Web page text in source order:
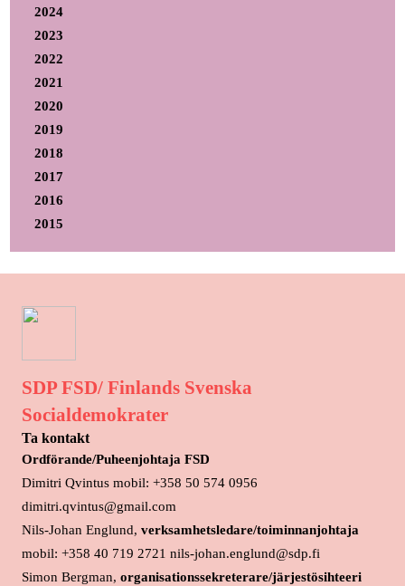
2024
2023
2022
2021
2020
2019
2018
2017
2016
2015
SDP FSD/ Finlands Svenska
Socialdemokrater
Ta kontakt
Ordförande/Puheenjohtaja FSD
Dimitri Qvintus mobil: +358 50 574 0956
dimitri.qvintus@gmail.com
Nils-Johan Englund, verksamhetsledare/toiminnanjohtaja
mobil: +358 40 719 2721 nils-johan.englund@sdp.fi
Simon Bergman, organisationssekreterare/järjestösihteeri